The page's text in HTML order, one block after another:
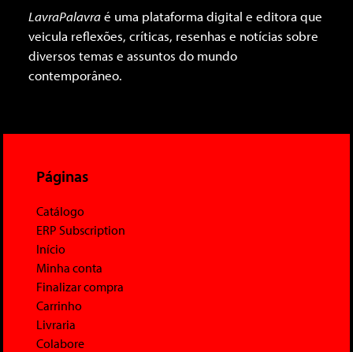
LavraPalavraé uma plataforma digital e editora que
veicula reflexões, críticas, resenhas e notícias sobre
diversos temas e assuntos do mundo
contemporâneo.
Páginas
Catálogo
ERP Subscription
Início
Minha conta
Finalizar compra
Carrinho
Livraria
Colabore